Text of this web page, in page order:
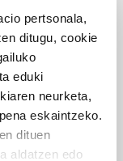
pertsonala,
ditugu, cookie
eduki
neurketa,
eskaintzeko.
dituen
aldatzen edo